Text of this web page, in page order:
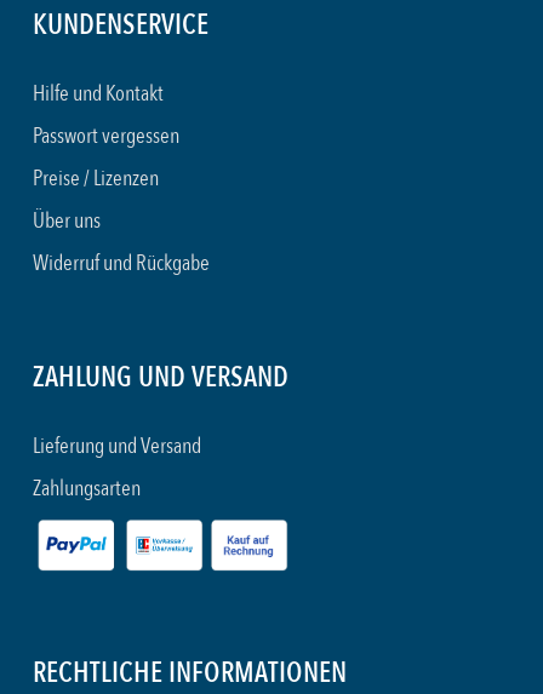
KUNDENSERVICE
Hilfe und Kontakt
Passwort vergessen
Preise / Lizenzen
Über uns
Widerruf und Rückgabe
ZAHLUNG UND VERSAND
Lieferung und Versand
Zahlungsarten
RECHTLICHE INFORMATIONEN